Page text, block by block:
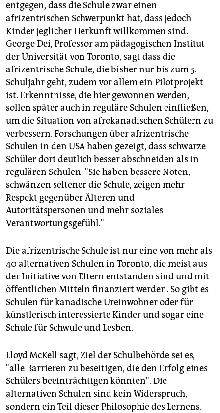
entgegen, dass die Schule zwar einen
afrizentrischen Schwerpunkt hat, dass jedoch
Kinder jeglicher Herkunft willkommen sind.
George Dei, Professor am pädagogischen Institut
der Universität von Toronto, sagt dass die
afrizentrische Schule, die bisher nur bis zum 5.
Schuljahr geht, zudem vor allem ein Pilotprojekt
ist. Erkenntnisse, die hier gewonnen werden,
sollen später auch in reguläre Schulen einfließen,
um die Situation von afrokanadischen Schülern zu
verbessern. Forschungen über afrizentrische
Schulen in den USA haben gezeigt, dass schwarze
Schüler dort deutlich besser abschneiden als in
regulären Schulen. "Sie haben bessere Noten,
schwänzen seltener die Schule, zeigen mehr
Respekt gegenüber Älteren und
Autoritätspersonen und mehr soziales
Verantwortungsgefühl."
Die afrizentrische Schule ist nur eine von mehr als
40 alternativen Schulen in Toronto, die meist aus
der Initiative von Eltern entstanden sind und mit
öffentlichen Mitteln finanziert werden. So gibt es
Schulen für kanadische Ureinwohner oder für
künstlerisch interessierte Kinder und sogar eine
Schule für Schwule und Lesben.
Lloyd McKell sagt, Ziel der Schulbehörde sei es,
"alle Barrieren zu beseitigen, die den Erfolg eines
Schülers beeinträchtigen könnten". Die
alternativen Schulen sind kein Widerspruch,
sondern ein Teil dieser Philosophie des Lernens.